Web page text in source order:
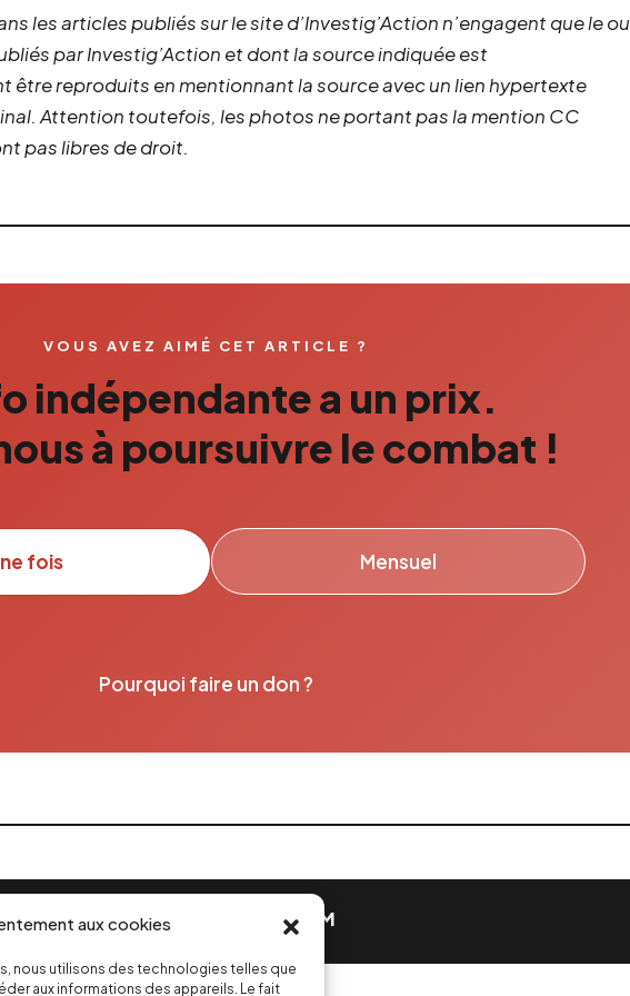
aux cookies
nous utilisons des technologies telles que
aux informations des appareils. Le fait
les articles publiés sur le site d’Investig’Action n’engagent que le ou
par Investig’Action et dont la source indiquée est
être reproduits en mentionnant la source avec un lien hypertexte
Attention toutefois, les photos ne portant pas la mention CC
pas libres de droit.
VOUS AVEZ AIMÉ CET ARTICLE ?
indépendante a un prix.
à poursuivre le combat !
fois Mensuel
Pourquoi faire un don ?
SHOW COMMENT FORM